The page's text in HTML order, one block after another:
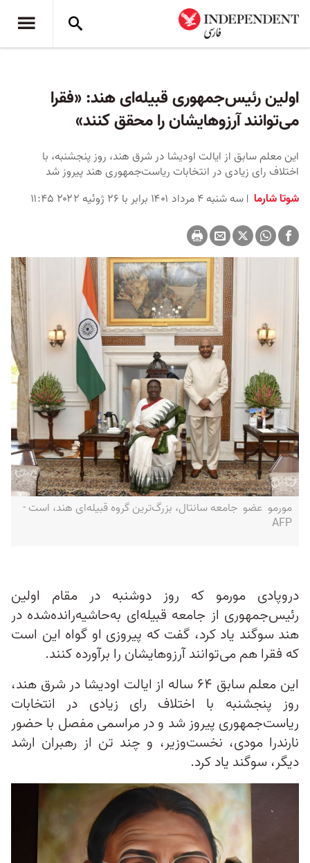
اولین رئیس‌جمهوری قبیله‌ای هند: «فقرا
می‌‌‌توانند آرزوهایشان را محقق کنند»
این معلم سابق از ایالت اودیشا در شرق هند، روز پنجشنبه، با
اختلاف رای زیادی در انتخابات ریاست‌جمهوری هند پیروز شد
شوتا شارما سه شنبه ۴ مرداد ۱۴۰۱ برابر با ۲۶ ژوئیه ۲۰۲۲ ۱۱:۴۵
مورمو عضو جامعه سانتال، بزرگ‌ترین گروه قبیله‌ای هند، است -
AFP
دروپادی مورمو که روز دوشنبه در مقام اولین
رئیس‌جمهوری از جامعه قبیله‌ای به‌حاشیه‌رانده‌شده در
هند سوگند یاد کرد، گفت که پیروزی او گواه این است
که فقرا هم می‌توانند آرزوهایشان را برآورده کنند.
این معلم سابق ۶۴ ساله از ایالت اودیشا در شرق هند،
روز پنجشنبه با اختلاف رای زیادی در انتخابات
ریاست‌جمهوری پیروز شد و در مراسمی مفصل با حضور
نارندرا مودی، نخست‌وزیر، و چند تن از رهبران ارشد
دیگر، سوگند یاد کرد.